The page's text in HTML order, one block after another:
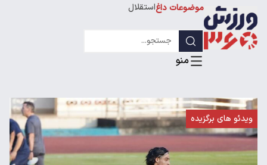
موضوعات داغاستقلال
ویدئو های برگزیده